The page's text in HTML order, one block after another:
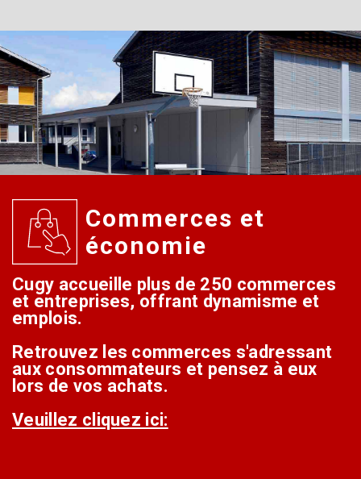
Commerces et
économie
Cugy accueille plus de 250 commerces
et entreprises, offrant dynamisme et
emplois.
Retrouvez les commerces s'adressant
aux consommateurs et pensez à eux
lors de vos achats.
Veuillez cliquez ici: